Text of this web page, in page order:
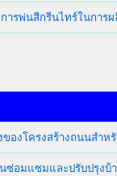
ารพ่นสีกรีนไทร์ในการ
องโครงสร้างถนนสำห
ซ่อมแซมและปรับปรุงบ้